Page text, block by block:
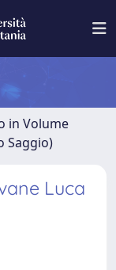
in Volume
Saggio)
Luca